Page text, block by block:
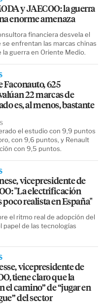
y JAECOO: la guerra
enorme amenaza
financiera desvela el
enfrentan las marcas chinas
la guerra en Oriente Medio.
Faconauto, 625
22 marcas de
es, al menos, bastante
el estudio con 9,9 puntos
con 9,6 puntos, y Renault
con 9,5 puntos.
vicepresidente de
"La electrificación
realista en España"
el ritmo real de adopción del
papel de las tecnologías
vicepresidente de
tiene claro que la
el camino” de “jugar en
del sector